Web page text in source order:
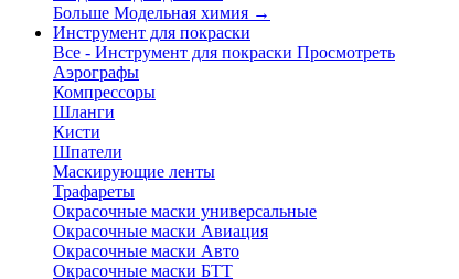
Больше Модельная химия →
Инструмент для покраски
Все - Инструмент для покраски Просмотреть
Аэрографы
Компрессоры
Шланги
Кисти
Шпатели
Маскирующие ленты
Трафареты
Окрасочные маски универсальные
Окрасочные маски Авиация
Окрасочные маски Авто
Окрасочные маски БТТ